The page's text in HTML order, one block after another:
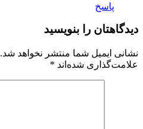
پاسخ
دیدگاهتان را بنویسید
نشانی ایمیل شما منتشر نخواهد شد.
علامت‌گذاری شده‌اند *